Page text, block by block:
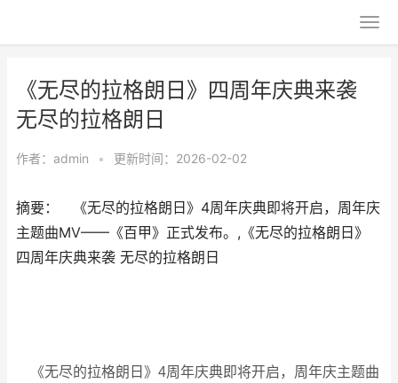
《无尽的拉格朗日》四周年庆典来袭
无尽的拉格朗日
作者： admin • 更新时间：2026-02-02
摘要： 《无尽的拉格朗日》4周年庆典即将开启，周年庆
主题曲MV——《百甲》正式发布。,《无尽的拉格朗日》
四周年庆典来袭 无尽的拉格朗日
《无尽的拉格朗日》4周年庆典即将开启，周年庆主题曲